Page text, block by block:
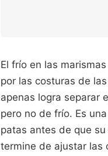
El frío en las
por las costuras de
apenas logra separar
pero no de frío. Es
patas antes de que
termine de ajustar las